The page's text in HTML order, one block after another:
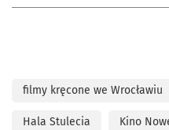
filmy kręcone we Wrocławiu
Hala Stulecia Kino